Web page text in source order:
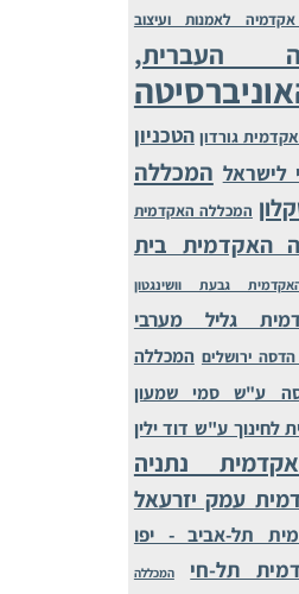
לאמנות ועיצוב
העברית,
גורדון הטכניון
לישראל המכללה
המכללה האקדמית
האקדמית בית
גבעת וושינגטון
גליל מערבי
ירושלים המכללה
ע"ש סמי שמעון
ע"ש דוד ילין
נתניה
עמק יזרעאל
תל-אביב - יפו
תל-חי המכללה